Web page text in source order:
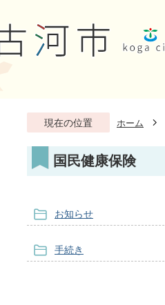
現在の位置 ホーム
国民健康保険
お知らせ
手続き